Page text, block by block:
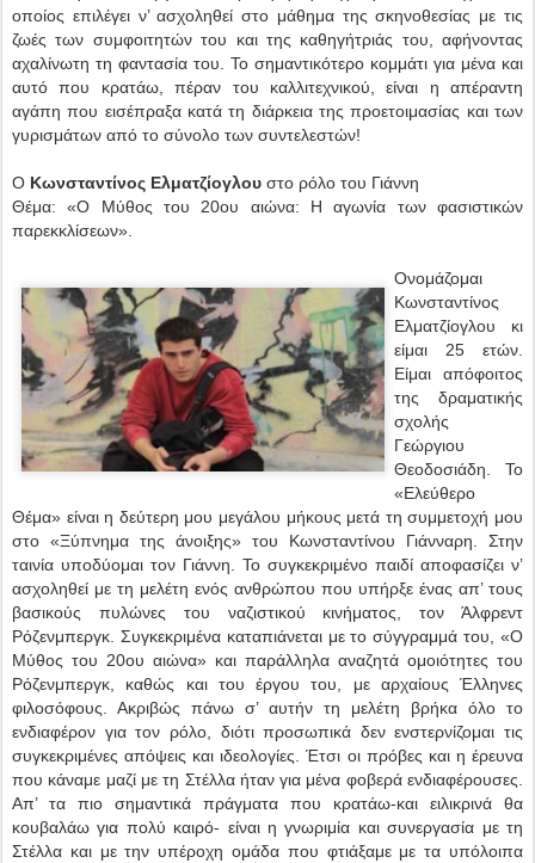
οποίος επιλέγει ν’ ασχοληθεί στο μάθημα της σκηνοθεσίας με τις
ζωές των συμφοιτητών του και της καθηγήτριάς του, αφήνοντας
αχαλίνωτη τη φαντασία του. Το σημαντικότερο κομμάτι για μένα και
αυτό που κρατάω, πέραν του καλλιτεχνικού, είναι η απέραντη
αγάπη που εισέπραξα κατά τη διάρκεια της προετοιμασίας και των
γυρισμάτων από το σύνολο των συντελεστών!
Ο Κωνσταντίνος Ελματζίογλου στο ρόλο του Γιάννη
Θέμα: «Ο Μύθος του 20ου αιώνα: Η αγωνία των φασιστικών
παρεκκλίσεων».
Ονομάζομαι
Κωνσταντίνος
Ελματζίογλου κι
είμαι 25 ετών.
Είμαι απόφοιτος
της δραματικής
σχολής
Γεώργιου
Θεοδοσιάδη. Το
«Ελεύθερο
Θέμα» είναι η δεύτερη μου μεγάλου μήκους μετά τη συμμετοχή μου
στο «Ξύπνημα της άνοιξης» του Κωνσταντίνου Γιάνναρη. Στην
ταινία υποδύομαι τον Γιάννη. Το συγκεκριμένο παιδί αποφασίζει ν’
ασχοληθεί με τη μελέτη ενός ανθρώπου που υπήρξε ένας απ’ τους
βασικούς πυλώνες του ναζιστικού κινήματος, τον Άλφρεντ
Ρόζενμπεργκ. Συγκεκριμένα καταπιάνεται με το σύγγραμμά του, «Ο
Μύθος του 20ου αιώνα» και παράλληλα αναζητά ομοιότητες του
Ρόζενμπεργκ, καθώς και του έργου του, με αρχαίους Έλληνες
φιλοσόφους. Ακριβώς πάνω σ’ αυτήν τη μελέτη βρήκα όλο το
ενδιαφέρον για τον ρόλο, διότι προσωπικά δεν ενστερνίζομαι τις
συγκεκριμένες απόψεις και ιδεολογίες. Έτσι οι πρόβες και η έρευνα
που κάναμε μαζί με τη Στέλλα ήταν για μένα φοβερά ενδιαφέρουσες.
Απ’ τα πιο σημαντικά πράγματα που κρατάω-και ειλικρινά θα
κουβαλάω για πολύ καιρό- είναι η γνωριμία και συνεργασία με τη
Στέλλα και με την υπέροχη ομάδα που φτιάξαμε με τα υπόλοιπα